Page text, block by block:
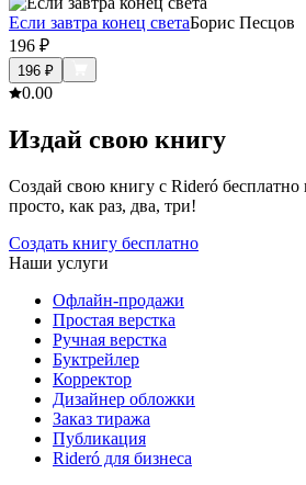
Если завтра конец светаБорис Песцов
196 ₽
196 ₽
0.00
Издай свою книгу
Создай свою книгу с Rideró бесплатно
просто, как раз, два, три!
Создать книгу бесплатно
Наши услуги
Офлайн-продажи
Простая верстка
Ручная верстка
Буктрейлер
Корректор
Дизайнер обложки
Заказ тиража
Публикация
Rideró для бизнеса